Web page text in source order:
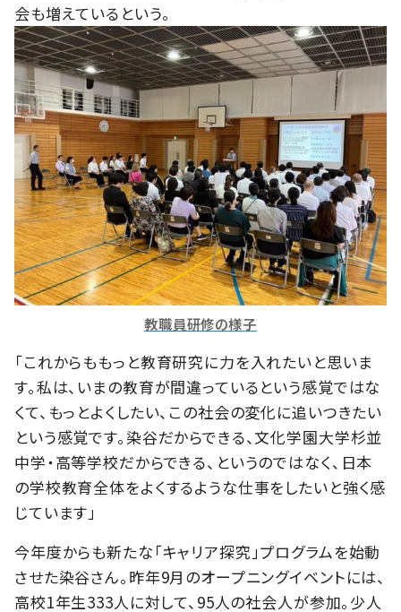
会も増えているという。
教職員研修の様子
「これからももっと教育研究に力を入れたいと思いま
す。私は、いまの教育が間違っているという感覚ではな
くて、もっとよくしたい、この社会の変化に追いつきたい
という感覚です。染谷だからできる、文化学園大学杉並
中学・高等学校だからできる、というのではなく、日本
の学校教育全体をよくするような仕事をしたいと強く感
じています」
今年度からも新たな「キャリア探究」プログラムを始動
させた染谷さん。昨年9月のオープニングイベントには、
高校1年生333人に対して、95人の社会人が参加。少人